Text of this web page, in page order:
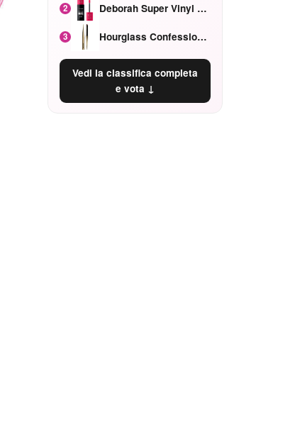
2 Deborah Super Vinyl Shake Rosa Ciliegia
3 Hourglass Confession Ricaricabile Ultra Preciso Ad Alta Intensità Secretly Classic Red
Vedi la classifica completa
e vota ↓